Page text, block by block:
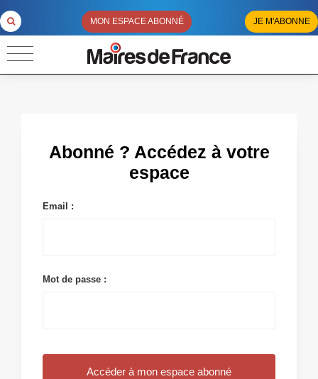
MON ESPACE ABONNÉ JE M'ABONNE
Abonné ? Accédez à votre
espace
Email :
Mot de passe :